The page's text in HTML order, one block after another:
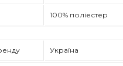
100% поліестер
Україна